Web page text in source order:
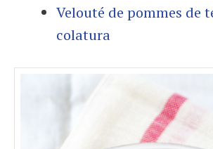
Velouté de pommes de
colatura